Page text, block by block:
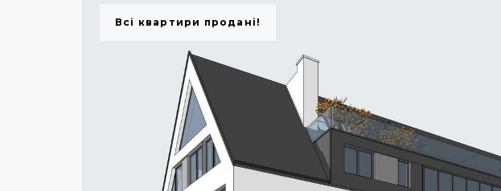
Всі квартири продані!